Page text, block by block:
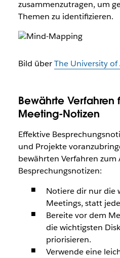
zusammenzutragen, um
Themen zu identifizieren.
Bild überThe University of
Bewährte Verfahren
Meeting-Notizen
Effektive
und Projekte
bewährten Verfahren zum
Besprechungsnotizen:
Notiere dir nur die
Meetings, statt
Bereite vor dem
die wichtigsten
priorisieren.
Verwende eine